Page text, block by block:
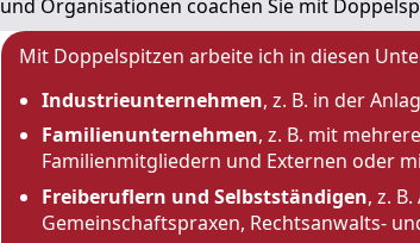
Organisationen coachen Sie mit
Mit Doppelspitzen arbeite ich in diesen
Industrieunternehmen, z. B. in der
Familienunternehmen, z. B. mit
Familienmitgliedern und Externen oder
Freiberuflern und Selbstständigen, z.
Gemeinschaftspraxen, Rechtsanwalts-